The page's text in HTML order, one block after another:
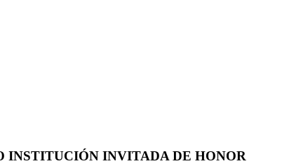
INSTITUCIÓN INVITADA DE HONOR